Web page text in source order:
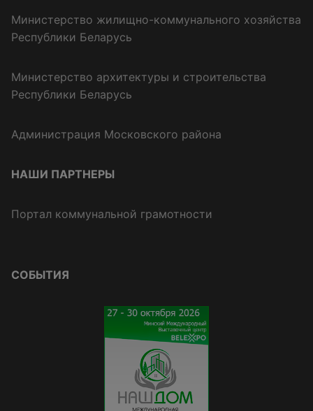
Министерство жилищно-коммунального хозяйства
Республики Беларусь
Министерство архитектуры и строительства
Республики Беларусь
Администрация Московского района
НАШИ ПАРТНЕРЫ
Портал коммунальной грамотности
СОБЫТИЯ